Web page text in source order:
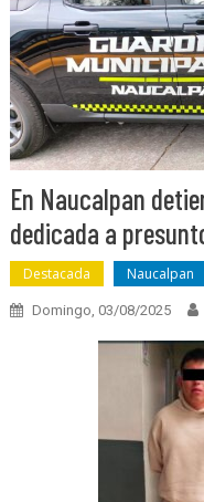
En Naucalpan
dedicada a
Destacada Naucalpan
Domingo, 03/08/2025